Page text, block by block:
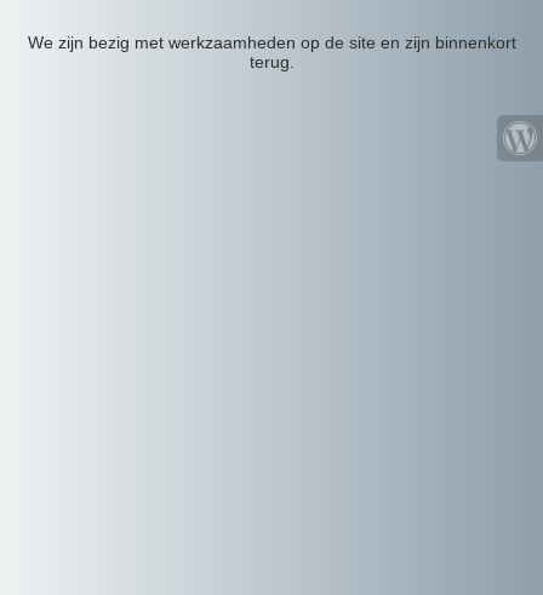
We zijn bezig met werkzaamheden op de site en zijn binnenkort
terug.